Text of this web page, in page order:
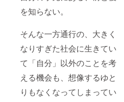
を知らない。
そんな一方通行の、大きく
なりすぎた社会に生きてい
て「自分」以外のことを考
える機会も、想像するゆと
りもなくなってしまってい